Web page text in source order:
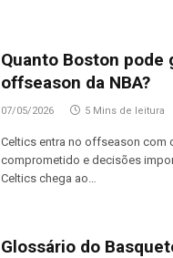
Quanto Boston pode
offseason da NBA?
07/05/2026 5 Mins de leitura
Celtics entra no offseason com
comprometido e decisões
Celtics chega ao…
Glossário do